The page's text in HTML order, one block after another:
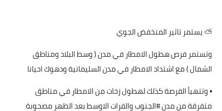
⛅ يستمر تاثير المنخفض الجوي
وتستمر فرص هطول الامطار في مدن ( وسط البلاد ومناطق
الشمال ) مع اشتداد الامطار في مدن السليمانية ودهوك احيانا
▪ وتتهيأ الفرصة كذلك لهطول زخات من الامطار في مناطق
متفرقة من مدن #الجنوب والفرات الاوسط بعد الظهر مصحوبة